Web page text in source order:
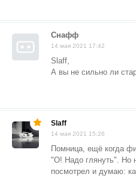
Снафф
14 мая 2021 17:42
Slaff,
А вы не сильно ли
Slaff
14 мая 2021 15:26
Помница, ещё когда
"О! Надо глянуть". Но
посмотрел и думаю: